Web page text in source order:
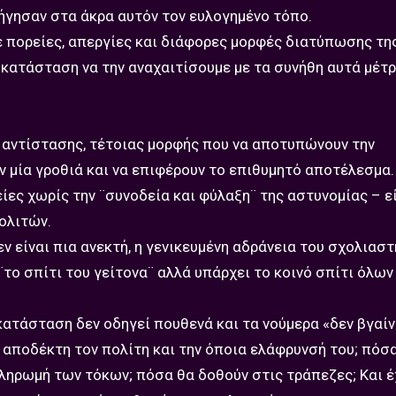
στα άκρα αυτόν τον ευλογημένο τόπο.
απεργίες και διάφορες μορφές διατύπωσης
να την αναχαιτίσουμε με τα συνήθη αυτά
τέτοιας μορφής που να αποτυπώνουν την
γροθιά και να επιφέρουν το επιθυμητό αποτέλεσμα.
χωρίς την ¨συνοδεία και φύλαξη¨ της αστυνομίας –
πια ανεκτή, η γενικευμένη αδράνεια του
σπίτι του γείτονα¨ αλλά υπάρχει το κοινό σπίτι
δεν οδηγεί πουθενά και τα νούμερα «δεν
τον πολίτη και την όποια ελάφρυνσή του;
των τόκων; πόσα θα δοθούν στις τράπεζες; Και